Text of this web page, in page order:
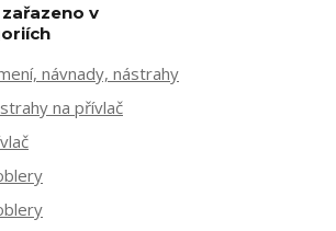
v
návnady, nástrahy
na přívlač